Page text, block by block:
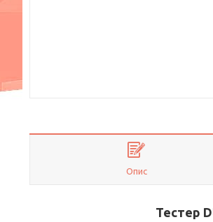
Опис
Тестер